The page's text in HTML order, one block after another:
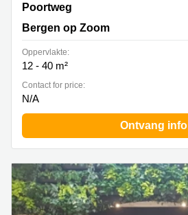
Poortweg 1, Bergen op Zoom
Poortweg
Bergen op Zoom
Oppervlakte:
12 - 40 m²
Contact for price:
N/A
Ontvang info